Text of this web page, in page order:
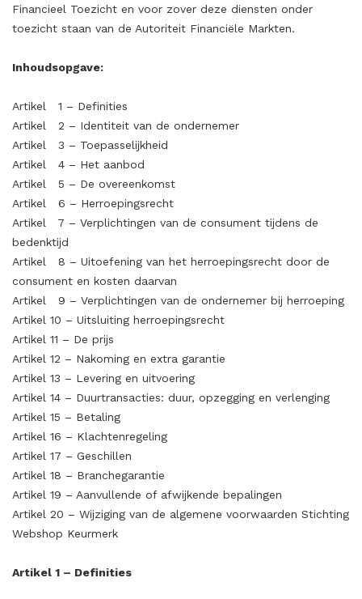
Financieel Toezicht en voor zover deze diensten onder
toezicht staan van de Autoriteit Financiële Markten.
Inhoudsopgave:
Artikel
1 – Definities
Artikel 2 – Identiteit van de ondernemer
Artikel 3 – Toepasselijkheid
Artikel 4 – Het aanbod
Artikel 5 – De overeenkomst
Artikel 6 – Herroepingsrecht
Artikel 7 – Verplichtingen van de consument tijdens de
bedenktijd
Artikel 8 – Uitoefening van het herroepingsrecht door de
consument en kosten daarvan
Artikel 9 – Verplichtingen van de ondernemer bij herroeping
Artikel 10 – Uitsluiting herroepingsrecht
Artikel 11 – De prijs
Artikel 12 – Nakoming en extra garantie
Artikel 13 – Levering en uitvoering
Artikel 14 – Duurtransacties: duur, opzegging en verlenging
Artikel 15 – Betaling
Artikel 16 – Klachtenregeling
Artikel 17 – Geschillen
Artikel 18 – Branchegarantie
Artikel 19 – Aanvullende of afwijkende bepalingen
Artikel 20 – Wijziging van de algemene voorwaarden Stichting
Webshop Keurmerk
Artikel 1 – Definities